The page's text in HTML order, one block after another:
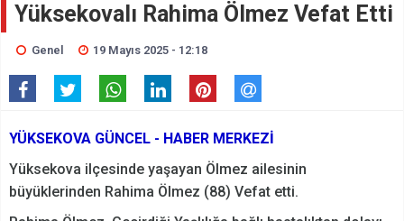
Yüksekovalı Rahima Ölmez Vefat Etti
Genel 19 Mayıs 2025 - 12:18
YÜKSEKOVA GÜNCEL - HABER MERKEZİ
Yüksekova ilçesinde yaşayan Ölmez ailesinin
büyüklerinden Rahima Ölmez (88) Vefat etti.